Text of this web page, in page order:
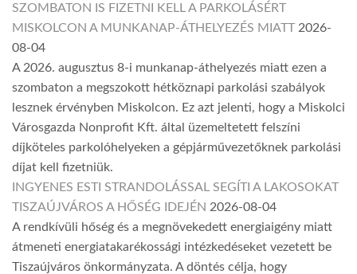
SZOMBATON IS FIZETNI KELL A PARKOLÁSÉRT
MISKOLCON A MUNKANAP-ÁTHELYEZÉS MIATT 2026-
08-04
A 2026. augusztus 8-i munkanap-áthelyezés miatt ezen a
szombaton a megszokott hétköznapi parkolási szabályok
lesznek érvényben Miskolcon. Ez azt jelenti, hogy a Miskolci
Városgazda Nonprofit Kft. által üzemeltetett felszíni
díjköteles parkolóhelyeken a gépjárművezetőknek parkolási
díjat kell fizetniük.
INGYENES ESTI STRANDOLÁSSAL SEGÍTI A LAKOSOKAT
TISZAÚJVÁROS A HŐSÉG IDEJÉN 2026-08-04
A rendkívüli hőség és a megnövekedett energiaigény miatt
átmeneti energiatakarékossági intézkedéseket vezetett be
Tiszaújváros önkormányzata. A döntés célja, hogy